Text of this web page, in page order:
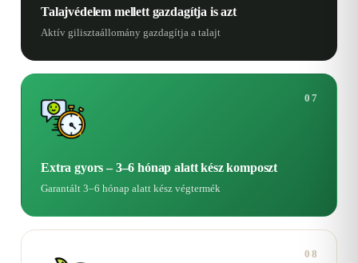
Talajvédelem mellett gazdagítja is azt
Aktív gilisztaállomány gazdagítja a talajt
07
Extra gyors – 3–6 hónap alatt kész komposzt
Garantált 3–6 hónap alatt kész végtermék
08